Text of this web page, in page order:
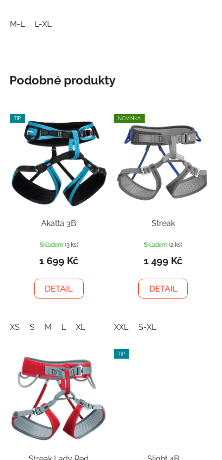
M-L L-XL
Podobné produkty
TIP
Akatta 3B
Skladem (3 ks)
1 699 Kč
DETAIL
XS S M L XL
NOVINKA
Streak
Skladem (2 ks)
1 499 Kč
DETAIL
XXL S-XL
TIP